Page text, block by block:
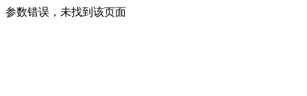
参数错误，未找到该页面